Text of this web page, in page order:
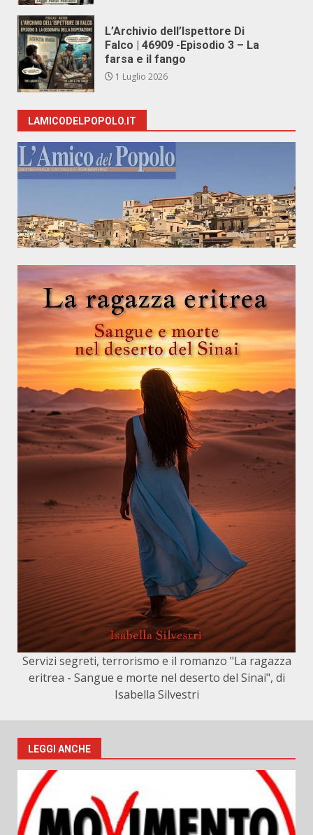
L’Archivio dell’Ispettore Di
Falco | 46909 -Episodio 3 – La
farsa e il fango
1 Luglio 2026
LAMICODELPOPOLO.IT
Servizi segreti, terrorismo e il romanzo "La ragazza
eritrea - Sangue e morte nel deserto del Sinai", di
Isabella Silvestri
LEGGI ANCHE